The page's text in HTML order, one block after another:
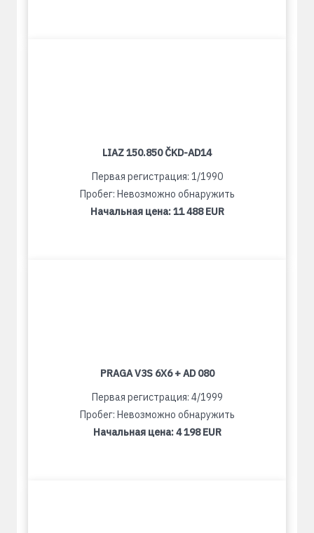
LIAZ 150.850 ČKD-AD14
Первая регистрация: 1/1990
Пробег: Невозможно обнаружить
Начальная цена:11 488 EUR
PRAGA V3S 6X6 + AD 080
Первая регистрация: 4/1999
Пробег: Невозможно обнаружить
Начальная цена:4 198 EUR